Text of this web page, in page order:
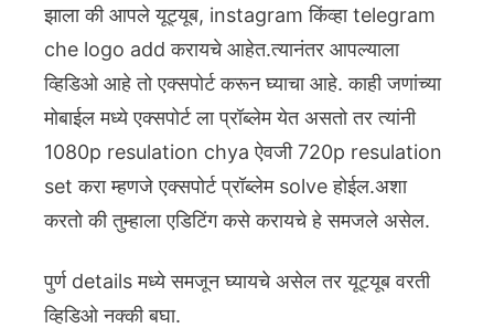
झाला की आपले यूट्यूब, instagram किंव्हा telegram
che logo add करायचे आहेत.त्यानंतर आपल्याला
व्हिडिओ आहे तो एक्सपोर्ट करून घ्याचा आहे. काही जणांच्या
मोबाईल मध्ये एक्सपोर्ट ला प्रॉब्लेम येत असतो तर त्यांनी
1080p resulation chya ऐवजी 720p resulation
set करा म्हणजे एक्सपोर्ट प्रॉब्लेम solve होईल.अशा
करतो की तुम्हाला एडिटिंग कसे करायचे हे समजले असेल.
पुर्ण details मध्ये समजून घ्यायचे असेल तर यूट्यूब वरती
व्हिडिओ नक्की बघा.